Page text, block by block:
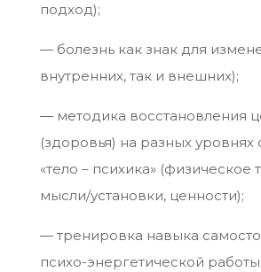
подход);
— болезнь как знак для
внутренних, так и внешних);
— методика восстановления
(здоровья) на разных уровнях
«тело – психика» (физическое
мысли/установки, ценности);
— тренировка навыка
психо-энергетической